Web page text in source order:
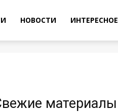
НОВОСТИ ИНТЕРЕСНОЕ
материалы